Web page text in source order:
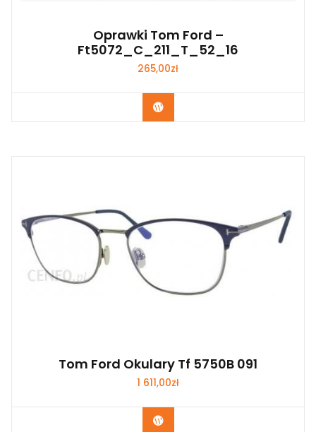
Oprawki Tom Ford –
Ft5072_C_211_T_52_16
265,00zł
Zobacz
Tom Ford Okulary Tf 5750B 091
1 611,00zł
Zobacz